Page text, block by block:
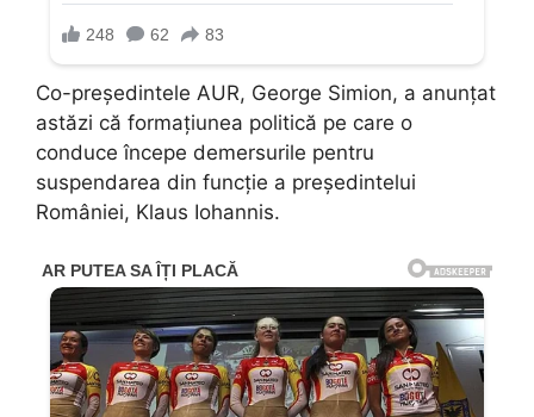
Co-președintele AUR, George Simion, a anunțat
astăzi că formațiunea politică pe care o
conduce începe demersurile pentru
suspendarea din funcție a președintelui
României, Klaus Iohannis.